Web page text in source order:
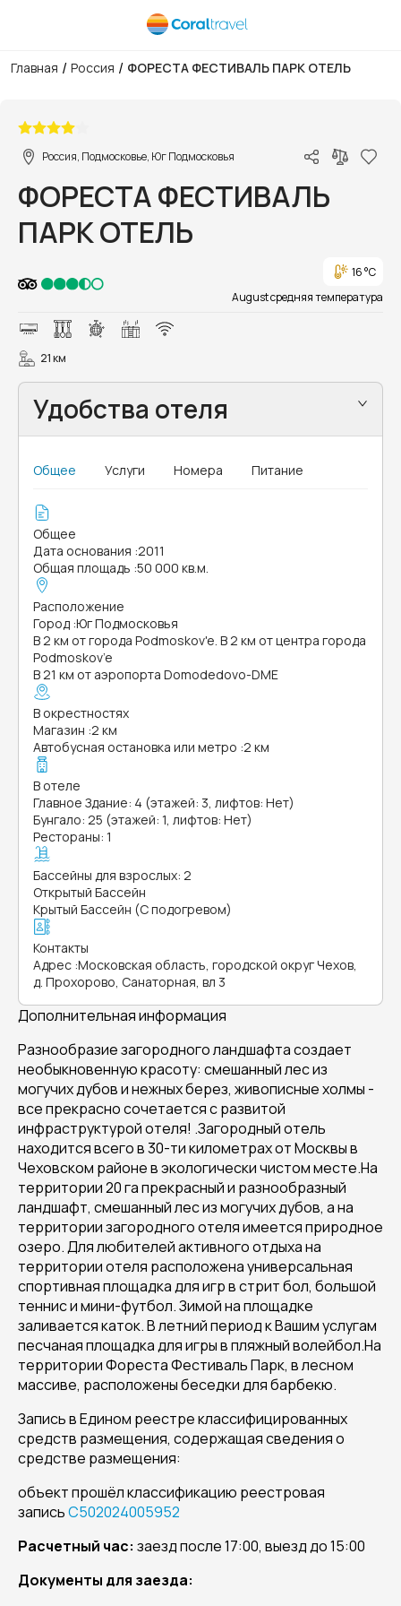
Главная / Россия / ФОРЕСТА ФЕСТИВАЛЬ ПАРК ОТЕЛЬ
Россия, Подмосковье, Юг Подмосковья
ФОРЕСТА ФЕСТИВАЛЬ
ПАРК ОТЕЛЬ
16 °C
August средняя температура
21 км
Удобства отеля
Общее Услуги Номера Питание
Общее
Дата основания :2011
Общая площадь :50 000 кв.м.
Расположение
Город :Юг Подмосковья
В 2 км от города Podmoskov'e. В 2 км от центра города
Podmoskov’e
В 21 км от аэропорта Domodedovo-DME
В окрестностях
Магазин :2 км
Автобусная остановка или метро :2 км
В отеле
Главное Здание: 4 (этажей: 3, лифтов: Нет)
Бунгало: 25 (этажей: 1, лифтов: Нет)
Рестораны: 1
Бассейны для взрослых: 2
Открытый Бассейн
Крытый Бассейн (С подогревом)
Контакты
Адрес :Московская область, городской округ Чехов,
д. Прохорово, Санаторная, вл 3
Дополнительная информация
Разнообразие загородного ландшафта создает
необыкновенную красоту: смешанный лес из
могучих дубов и нежных берез, живописные холмы -
все прекрасно сочетается с развитой
инфраструктурой отеля! .Загородный отель
находится всего в 30-ти километрах от Москвы в
Чеховском районе в экологически чистом месте.На
территории 20 га прекрасный и разнообразный
ландшафт, смешанный лес из могучих дубов, а на
территории загородного отеля имеется природное
озеро. Для любителей активного отдыха на
территории отеля расположена универсальная
спортивная площадка для игр в стрит бол, большой
теннис и мини-футбол. Зимой на площадке
заливается каток. В летний период к Вашим услугам
песчаная площадка для игры в пляжный волейбол.На
территории Фореста Фестиваль Парк, в лесном
массиве, расположены беседки для барбекю.
Запись в Едином реестре классифицированных
средств размещения, содержащая сведения о
средстве размещения:
объект прошёл классификацию реестровая
записьС502024005952
Расчетный час: заезд после 17:00, выезд до 15:00
Документы для заезда: